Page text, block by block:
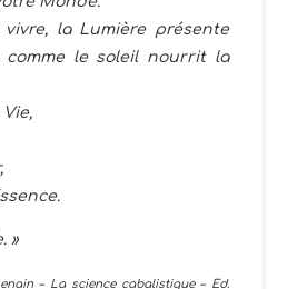
la Lumière présente
comme le soleil nourrit la
»
– La science cabalistique – Ed.